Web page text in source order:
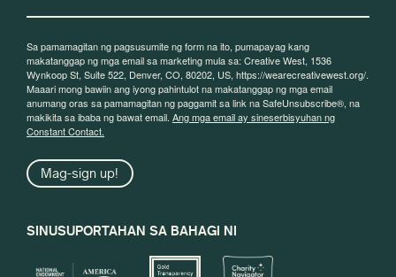
Sa pamamagitan ng pagsusumite ng form na ito, pumapayag kang
makatanggap ng mga email sa marketing mula sa: Creative West, 1536
Wynkoop St, Suite 522, Denver, CO, 80202, US, https://wearecreativewest.org/.
Maaari mong bawiin ang iyong pahintulot na makatanggap ng mga email
anumang oras sa pamamagitan ng paggamit sa link na SafeUnsubscribe®, na
makikita sa ibaba ng bawat email. Ang mga email ay sineserbisyuhan ng
Constant Contact.
Mag-sign up!
SINUSUPORTAHAN SA BAHAGI NI